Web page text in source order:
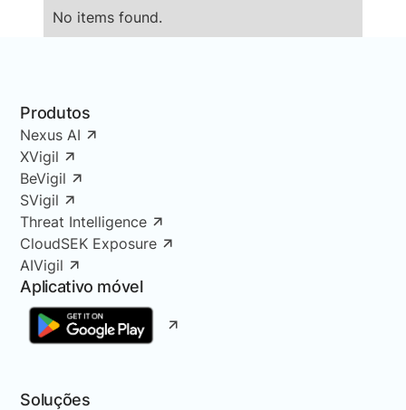
No items found.
Produtos
Nexus AI
XVigil
BeVigil
SVigil
Threat Intelligence
CloudSEK Exposure
AIVigil
Aplicativo móvel
Soluções